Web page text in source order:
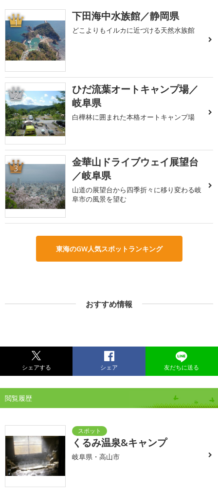
1 下田海中水族館／静岡県
どこよりもイルカに近づける天然水族館
2
ひだ流葉オートキャンプ場／
岐阜県
白樺林に囲まれた本格オートキャンプ場
3
金華山ドライブウェイ展望台
／岐阜県
山道の展望台から四季折々に移り変わる岐
阜市の風景を望む
東海のGW人気スポットランキング
おすすめ情報
シェアする シェア 友だちに送る
閲覧履歴
くるみ温泉&キャンプ
岐阜県・高山市